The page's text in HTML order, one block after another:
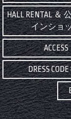
HALL RENTAL ＆
インショ
ACCESS
DRESS